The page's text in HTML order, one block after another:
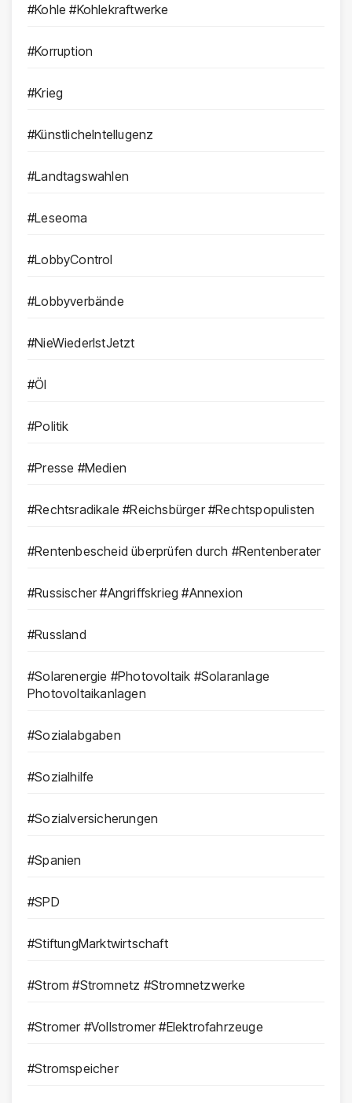
#Kohle #Kohlekraftwerke
#Korruption
#Krieg
#KünstlicheIntellugenz
#Landtagswahlen
#Leseoma
#LobbyControl
#Lobbyverbände
#NieWiederIstJetzt
#Öl
#Politik
#Presse #Medien
#Rechtsradikale #Reichsbürger #Rechtspopulisten
#Rentenbescheid überprüfen durch #Rentenberater
#Russischer #Angriffskrieg #Annexion
#Russland
#Solarenergie #Photovoltaik #Solaranlage
Photovoltaikanlagen
#Sozialabgaben
#Sozialhilfe
#Sozialversicherungen
#Spanien
#SPD
#StiftungMarktwirtschaft
#Strom #Stromnetz #Stromnetzwerke
#Stromer #Vollstromer #Elektrofahrzeuge
#Stromspeicher